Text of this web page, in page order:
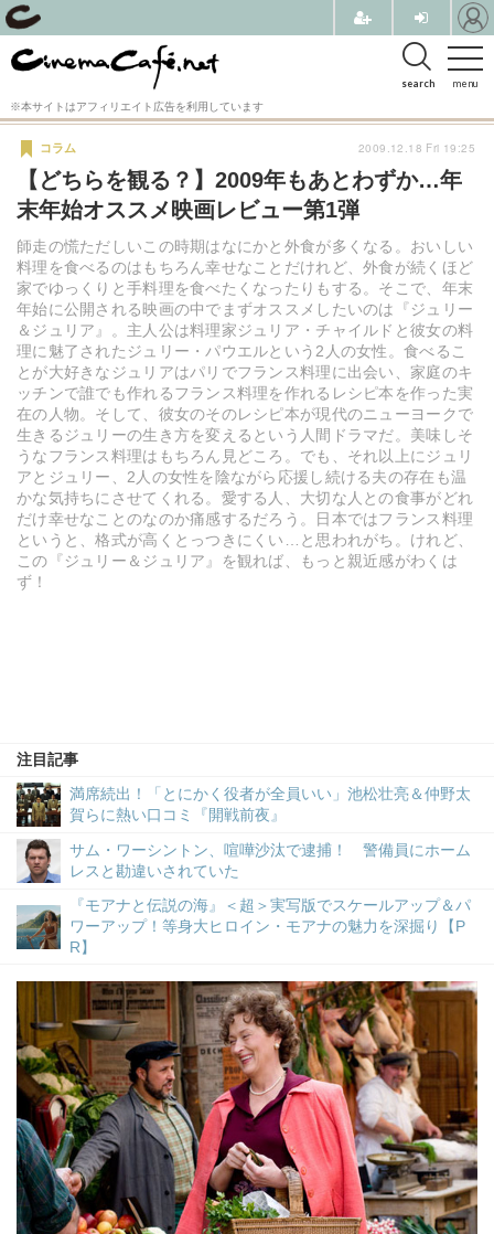
menu
search
※本サイトはアフィリエイト広告を利用しています
【どちらを観る？】2009年もあとわずか…年
末年始オススメ映画レビュー第1弾
師走の慌ただしいこの時期はなにかと外食が多くなる。おいしい
料理を食べるのはもちろん幸せなことだけれど、外食が続くほど
家でゆっくりと手料理を食べたくなったりもする。そこで、年末
年始に公開される映画の中でまずオススメしたいのは『ジュリー
＆ジュリア』。主人公は料理家ジュリア・チャイルドと彼女の料
理に魅了されたジュリー・パウエルという2人の女性。食べるこ
とが大好きなジュリアはパリでフランス料理に出会い、家庭のキ
ッチンで誰でも作れるフランス料理を作れるレシピ本を作った実
在の人物。そして、彼女のそのレシピ本が現代のニューヨークで
生きるジュリーの生き方を変えるという人間ドラマだ。美味しそ
うなフランス料理はもちろん見どころ。でも、それ以上にジュリ
アとジュリー、2人の女性を陰ながら応援し続ける夫の存在も温
かな気持ちにさせてくれる。愛する人、大切な人との食事がどれ
だけ幸せなことのなのか痛感するだろう。日本ではフランス料理
というと、格式が高くとっつきにくい…と思われがち。けれど、
この『ジュリー＆ジュリア』を観れば、もっと親近感がわくは
ず！
コラム
注目記事
満席続出！「とにかく役者が全員いい」池松壮亮＆仲野太
賀らに熱い口コミ『開戦前夜』
サム・ワーシントン、喧嘩沙汰で逮捕！ 警備員にホーム
レスと勘違いされていた
『モアナと伝説の海』＜超＞実写版でスケールアップ＆パ
ワーアップ！等身大ヒロイン・モアナの魅力を深掘り【P
R】
2009.12.18 Fri 19:25